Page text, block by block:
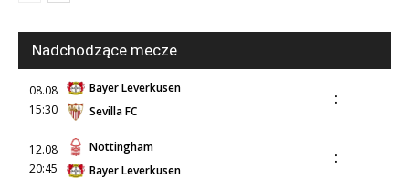
Nadchodzące mecze
08.08
15:30
Bayer Leverkusen
Sevilla FC
:
12.08
20:45
Nottingham
Bayer Leverkusen
: